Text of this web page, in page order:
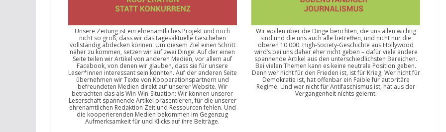
Unsere Zeitung ist ein ehrenamtliches Projekt und noch
nicht so groß, dass wir das tagesaktuelle Geschehen
vollständig abdecken können. Um diesem Ziel einen Schritt
näher zu kommen, setzen wir auf zwei Dinge: Auf der einen
Seite teilen wir Artikel von anderen Medien, vor allem auf
Facebook, von denen wir glauben, dass sie für unsere
Leser*innen interessant sein könnten. Auf der anderen Seite
übernehmen wir Texte von Kooperationspartnern und
befreundeten Medien direkt auf unserer Website. Wir
betrachten das als Win-Win-Situation: Wir können unserer
Leserschaft spannende Artikel präsentieren, für die unserer
ehrenamtlichen Redaktion Zeit und Ressourcen fehlen. Und
die kooperierenden Medien bekommen im Gegenzug
Aufmerksamkeit für und Klicks auf ihre Beiträge.
Wir wollen über die Dinge berichten, die uns allen wichtig
sind und die uns auch alle betreffen, und nicht nur die
oberen 10.000. High-Society-Geschichte aus Hollywood
wird’s bei uns daher eher nicht geben – dafür viele andere
spannende Artikel aus den unterschiedlichsten Bereichen.
Bei vielen Themen kann es keine neutrale Position geben.
Denn wer nicht für den Frieden ist, ist für Krieg. Wer nicht für
Demokratie ist, hat offenbar ein Faible für autoritäre
Regime. Und wer nicht für Antifaschismus ist, hat aus der
Vergangenheit nichts gelernt.